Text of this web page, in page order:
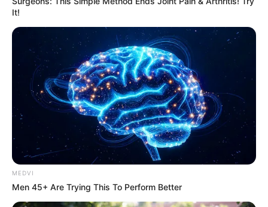
Neuropathy Has Been Linked To A Common Habit.
Do You Do It?
NERVE FLOW
It!
MEDVI
Men 45+ Are Trying This To Perform Better